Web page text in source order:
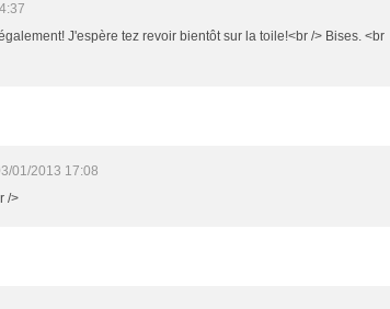
J'espère tez revoir bientôt sur la toile!<br /> Bises. <br
01/2013 17:08
/>